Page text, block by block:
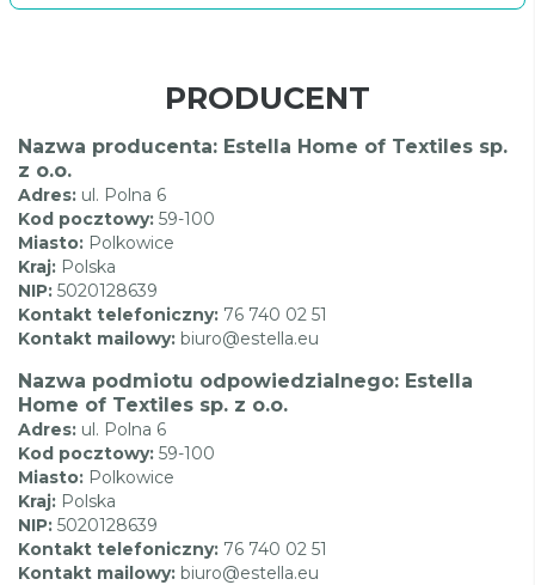
PRODUCENT
Nazwa producenta: Estella Home of Textiles sp.
z o.o.
Adres: ul. Polna 6
Kod pocztowy: 59-100
Miasto: Polkowice
Kraj: Polska
NIP: 5020128639
Kontakt telefoniczny: 76 740 02 51
Kontakt mailowy: biuro@estella.eu
Nazwa podmiotu odpowiedzialnego: Estella
Home of Textiles sp. z o.o.
Adres: ul. Polna 6
Kod pocztowy: 59-100
Miasto: Polkowice
Kraj: Polska
NIP: 5020128639
Kontakt telefoniczny: 76 740 02 51
Kontakt mailowy: biuro@estella.eu